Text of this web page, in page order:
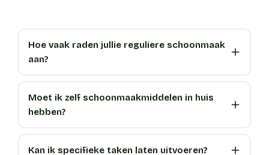
Hoe vaak raden jullie reguliere schoonmaak
aan?
Moet ik zelf schoonmaakmiddelen in huis
hebben?
Kan ik specifieke taken laten uitvoeren?